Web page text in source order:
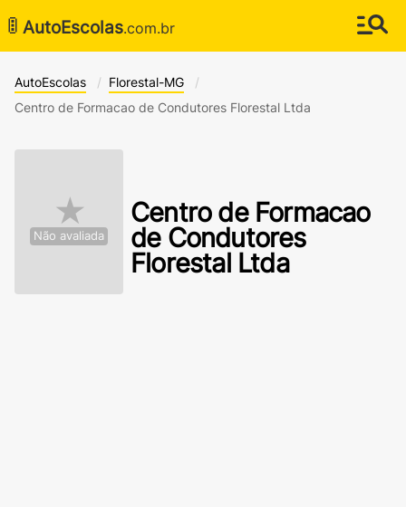
🚦 AutoEscolas.com.br
AutoEscolas
Florestal-MG
Centro de Formacao de Condutores Florestal Ltda
★
Não avaliada
Centro de Formacao
de Condutores
Florestal Ltda